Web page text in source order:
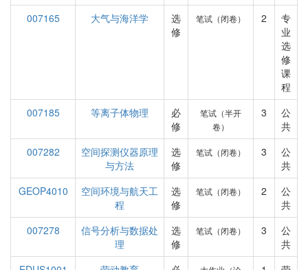
007165
大气与海洋学
选
修
笔试（闭卷） 2
专
业
选
修
课
程
007185
等离子体物理
必
修
笔试（半开
卷）
3
公
共
007282
空间探测仪器原理
与方法
选
修
笔试（闭卷） 3
公
共
GEOP4010
空间环境与航天工
程
选
修
笔试（闭卷） 2
公
共
007278
信号分析与数据处
理
选
修
笔试（闭卷） 3
公
共